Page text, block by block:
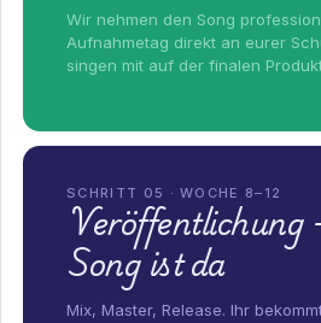
Wir nehmen den Song
Aufnahmetag direkt an eurer
singen mit auf der finalen
SCHRITT 05 · WOCHE 8–12
Song ist da
Mix, Master, Release. Ihr